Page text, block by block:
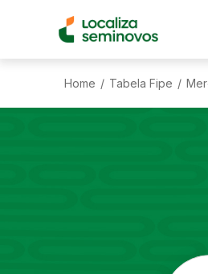
Home / Tabela Fipe /